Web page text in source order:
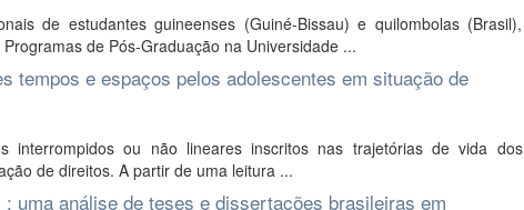
de estudantes guineenses (Guiné-Bissau) e quilombolas (Brasil),
de Pós-Graduação na Universidade ...
tempos e espaços pelos adolescentes em situação de
interrompidos ou não lineares inscritos nas trajetórias de vida dos
de direitos. A partir de uma leitura ...
uma análise de teses e dissertações brasileiras em